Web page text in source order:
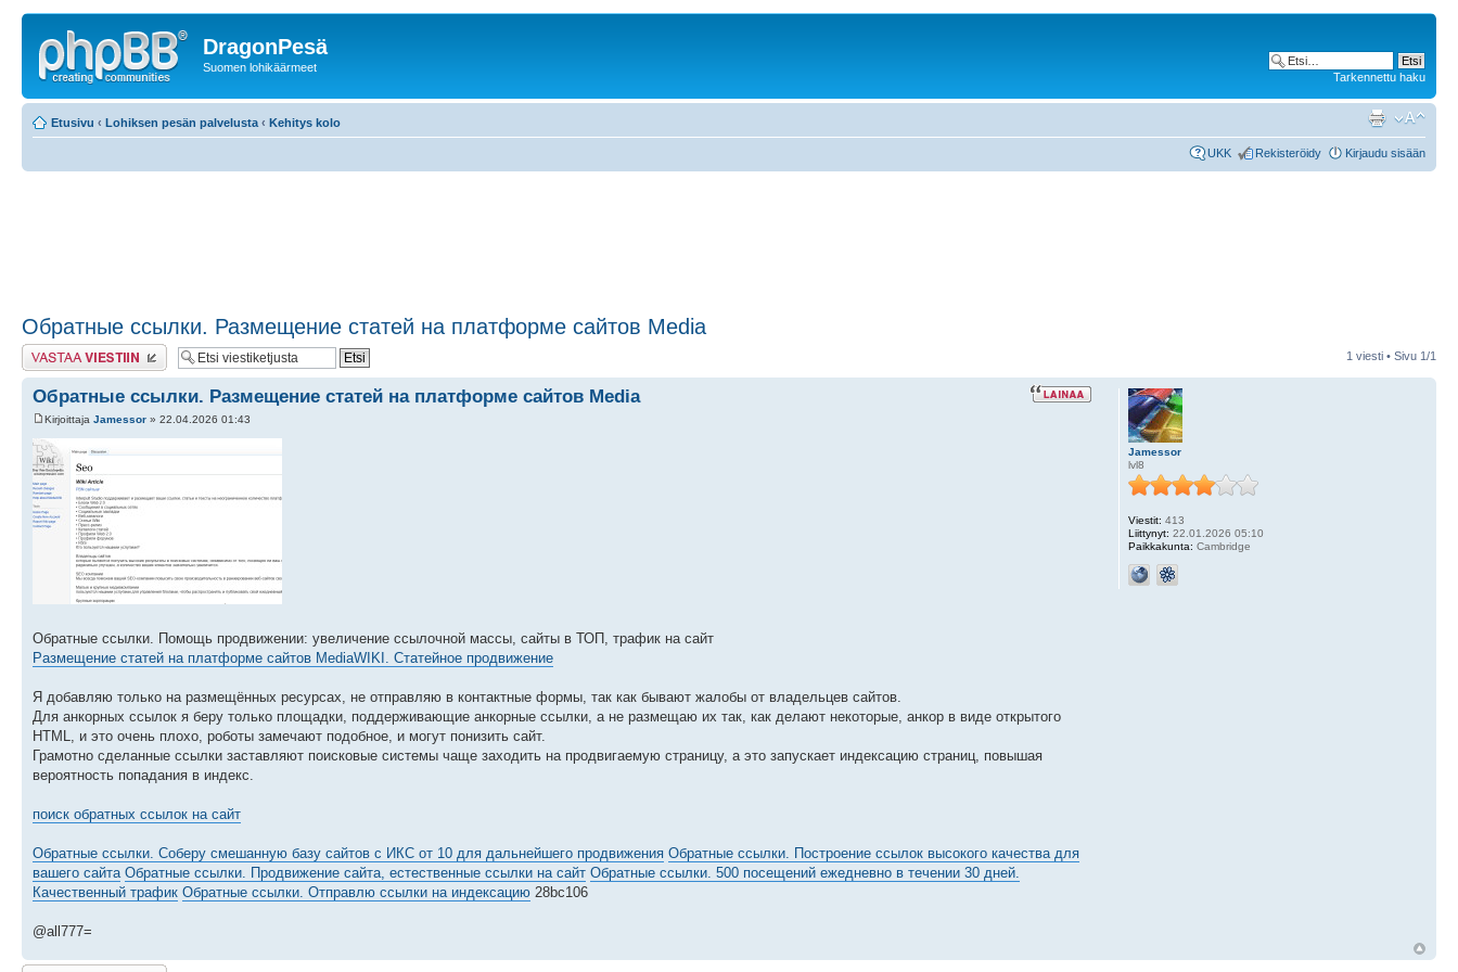
DragonPesä
Suomen lohikäärmeet
Tarkennettu haku
Etusivu ‹ Lohiksen pesän palvelusta ‹ Kehitys kolo
UKK Rekisteröidy Kirjaudu sisään
Обратные ссылки. Размещение статей на платформе сайтов Media
Lähetä vastaus 1 viesti • Sivu 1/1
Обратные ссылки. Размещение статей на платформе сайтов Media
Kirjoittaja Jamessor » 22.04.2026 01:43
Обратные ссылки. Помощь продвижении: увеличение ссылочной массы, сайты в ТОП, трафик на сайт
Размещение статей на платформе сайтов MediaWIKI. Статейное продвижение
Я добавляю только на размещённых ресурсах, не отправляю в контактные формы, так как бывают жалобы от владельцев сайтов.
Для анкорных ссылок я беру только площадки, поддерживающие анкорные ссылки, а не размещаю их так, как делают некоторые, анкор в виде открытого
HTML, и это очень плохо, роботы замечают подобное, и могут понизить сайт.
Грамотно сделанные ссылки заставляют поисковые системы чаще заходить на продвигаемую страницу, а это запускает индексацию страниц, повышая
вероятность попадания в индекс.
поиск обратных ссылок на сайт
Обратные ссылки. Соберу смешанную базу сайтов с ИКС от 10 для дальнейшего продвижения Обратные ссылки. Построение ссылок высокого качества для
вашего сайта Обратные ссылки. Продвижение сайта, естественные ссылки на сайт Обратные ссылки. 500 посещений ежедневно в течении 30 дней.
Качественный трафик Обратные ссылки. Отправлю ссылки на индексацию 28bc106
@all777=
Jamessor
lvl8
Viestit: 413
Liittynyt: 22.01.2026 05:10
Paikkakunta: Cambridge